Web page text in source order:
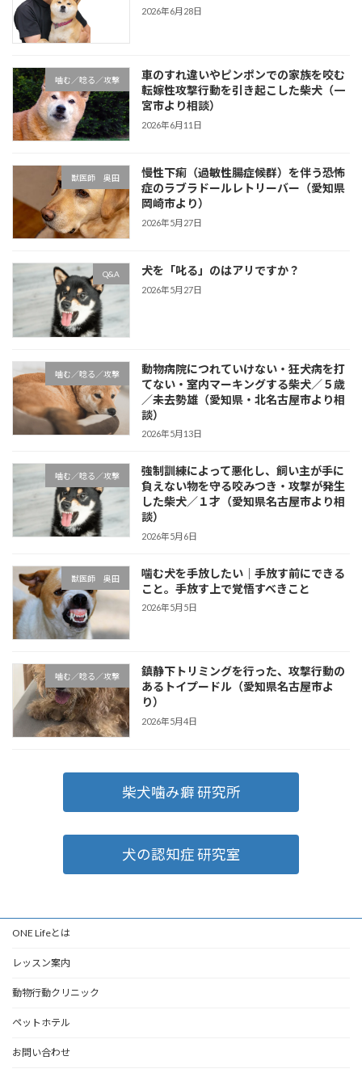
2026年6月28日
噛む／唸る／攻撃
車のすれ違いやピンポンでの家族を咬む
転嫁性攻撃行動を引き起こした柴犬（一
宮市より相談）
2026年6月11日
獣医師 奥田
慢性下痢（過敏性腸症候群）を伴う恐怖
症のラブラドールレトリーバー（愛知県
岡崎市より）
2026年5月27日
Q&A 犬を「叱る」のはアリですか？
2026年5月27日
噛む／唸る／攻撃
動物病院につれていけない・狂犬病を打
てない・室内マーキングする柴犬／５歳
／未去勢雄（愛知県・北名古屋市より相
談）
2026年5月13日
噛む／唸る／攻撃
強制訓練によって悪化し、飼い主が手に
負えない物を守る咬みつき・攻撃が発生
した柴犬／１才（愛知県名古屋市より相
談）
2026年5月6日
獣医師 奥田
噛む犬を手放したい｜手放す前にできる
こと。手放す上で覚悟すべきこと
2026年5月5日
噛む／唸る／攻撃
鎮静下トリミングを行った、攻撃行動の
あるトイプードル（愛知県名古屋市よ
り）
2026年5月4日
柴犬噛み癖 研究所
犬の認知症 研究室
ONE Lifeとは
レッスン案内
動物行動クリニック
ペットホテル
お問い合わせ